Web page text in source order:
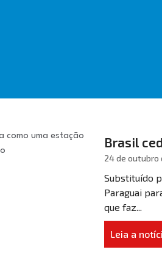
Brasil
24 de outubro
Substituído
Paraguai
que faz...
Leia a